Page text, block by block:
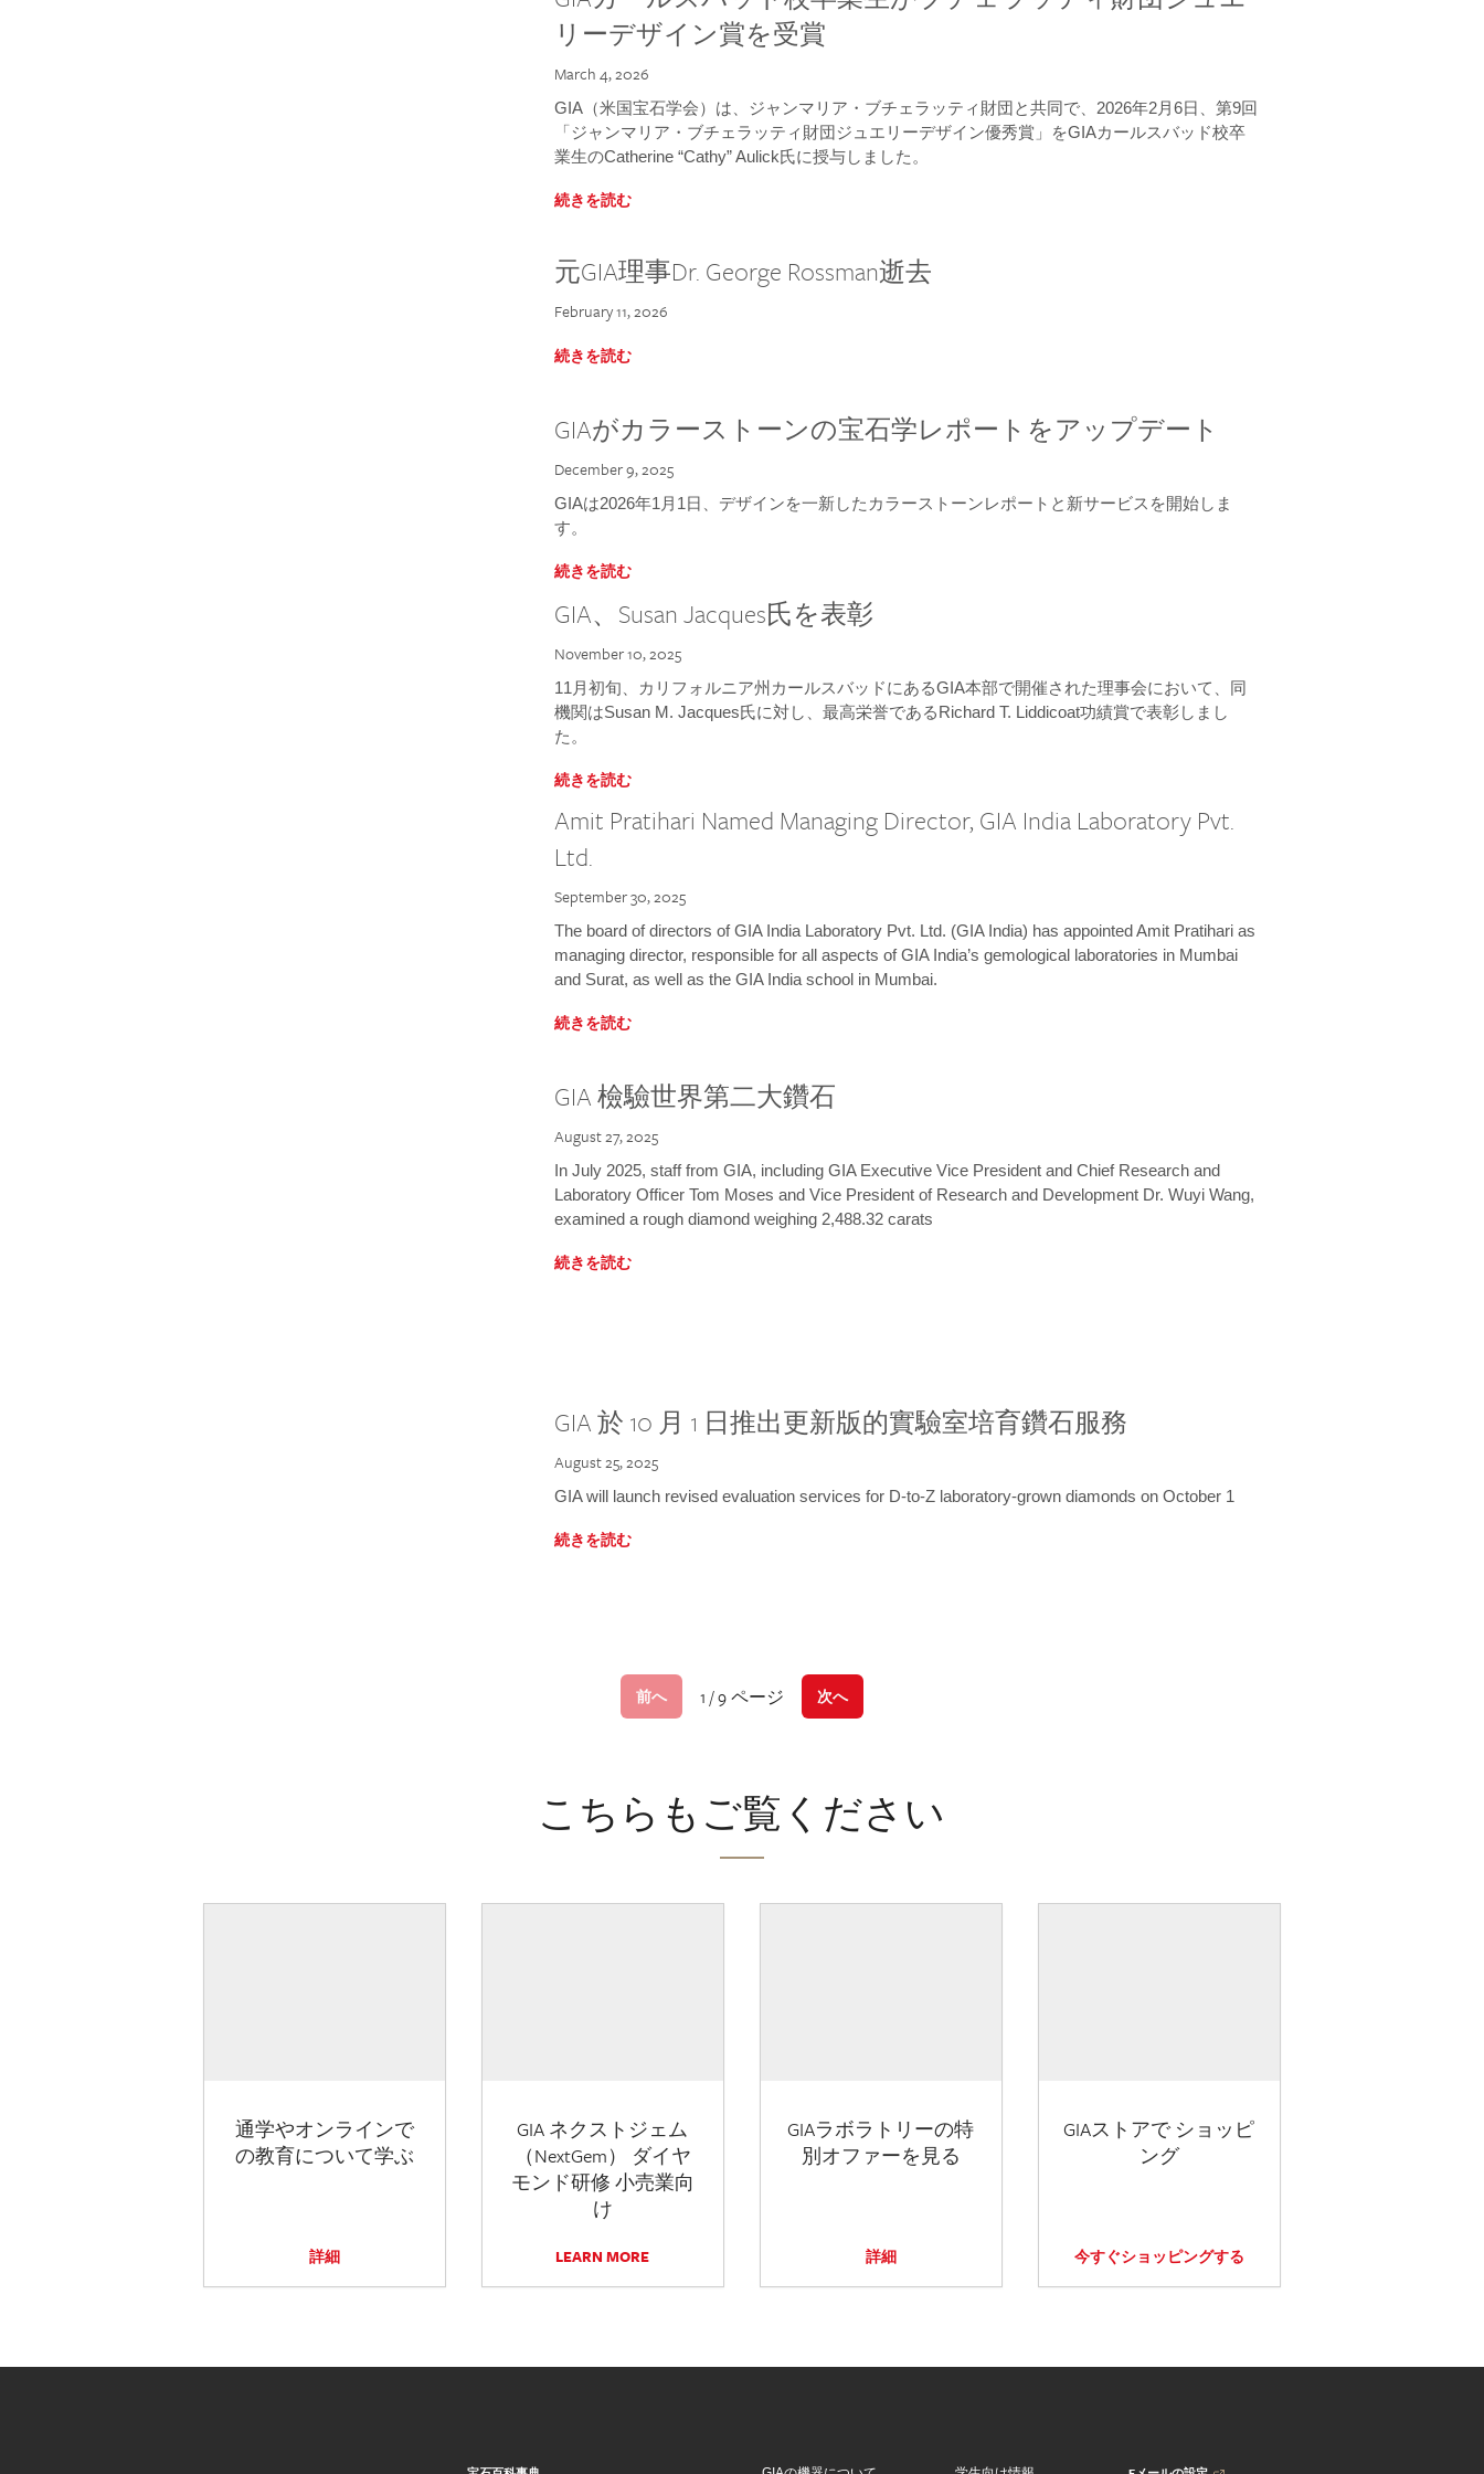
リーデザイン賞を受賞
March 4, 2026
GIA（米国宝石学会）は、ジャンマリア・ブチェラッティ財団と共同で、2026年2月6日、第9回
「ジャンマリア・ブチェラッティ財団ジュエリーデザイン優秀賞」をGIAカールスバッド校卒
業生のCatherine “Cathy” Aulick氏に授与しました。
続きを読む
元GIA理事Dr. George Rossman逝去
February 11, 2026
続きを読む
GIAがカラーストーンの宝石学レポートをアップデート
December 9, 2025
GIAは2026年1月1日、デザインを一新したカラーストーンレポートと新サービスを開始しま
す。
続きを読む
GIA、Susan Jacques氏を表彰
November 10, 2025
11月初旬、カリフォルニア州カールスバッドにあるGIA本部で開催された理事会において、同
機関はSusan M. Jacques氏に対し、最高栄誉であるRichard T. Liddicoat功績賞で表彰しまし
た。
続きを読む
Amit Pratihari Named Managing Director, GIA India Laboratory Pvt.
Ltd.
September 30, 2025
The board of directors of GIA India Laboratory Pvt. Ltd. (GIA India) has appointed Amit Pratihari as
managing director, responsible for all aspects of GIA India’s gemological laboratories in Mumbai
and Surat, as well as the GIA India school in Mumbai.
続きを読む
GIA 檢驗世界第二大鑽石
August 27, 2025
In July 2025, staff from GIA, including GIA Executive Vice President and Chief Research and
Laboratory Officer Tom Moses and Vice President of Research and Development Dr. Wuyi Wang,
examined a rough diamond weighing 2,488.32 carats
続きを読む
GIA 於 10 月 1 日推出更新版的實驗室培育鑽石服務
August 25, 2025
GIA will launch revised evaluation services for D-to-Z laboratory-grown diamonds on October 1
続きを読む
前へ 1 / 9 ページ 次へ
こちらもご覧ください
通学やオンラインで
の教育について学ぶ
詳細
GIA ネクストジェム
（NextGem） ダイヤ
モンド研修 小売業向
け
LEARN MORE
GIAラボラトリーの特
別オファーを見る
詳細
GIAストアで ショッピ
ング
今すぐショッピングする